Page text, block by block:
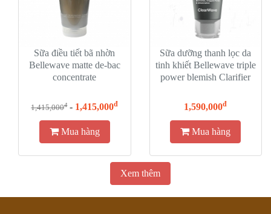
Sữa điều tiết bã nhờn
Bellewave matte de-bac
concentrate
1,415,000đ- 1,415,000đ
Mua hàng
Sữa dưỡng thanh lọc da
tinh khiết Bellewave triple
power blemish Clarifier
1,590,000đ
Mua hàng
Xem thêm